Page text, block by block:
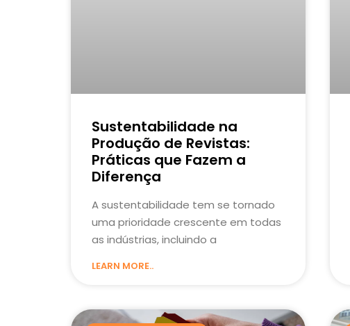
Sustentabilidade na
Produção de Revistas:
Práticas que Fazem a
Diferença
A sustentabilidade tem se tornado
uma prioridade crescente em todas
as indústrias, incluindo a
LEARN MORE..